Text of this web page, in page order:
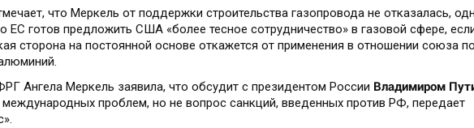
что Меркель от поддержки строительства газопровода не отказалась,
ЕС готов предложить США «более тесное сотрудничество» в газовой сфере,
сторона на постоянной основе откажется от применения в отношении союза
Ангела Меркель заявила, что обсудит с президентом России Владимиром
проблем, но не вопрос санкций, введенных против РФ, передает